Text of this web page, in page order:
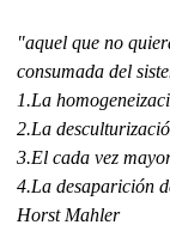
"aquel que no
consumada del
1.La
2.La
3.El cada vez
4.La desaparición
Horst Mahler